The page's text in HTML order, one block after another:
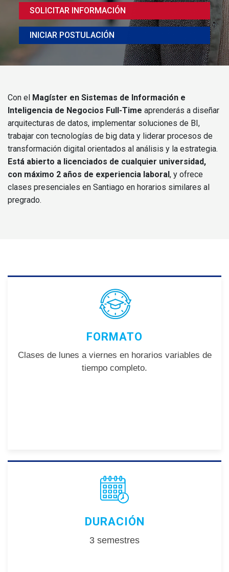
SOLICITAR INFORMACIÓN
INICIAR POSTULACIÓN
Con el Magíster en Sistemas de Información e
Inteligencia de Negocios Full-Time aprenderás a diseñar
arquitecturas de datos, implementar soluciones de BI,
trabajar con tecnologías de big data y liderar procesos de
transformación digital orientados al análisis y la estrategia.
Está abierto a licenciados de cualquier universidad,
con máximo 2 años de experiencia laboral , y ofrece
clases presenciales en Santiago en horarios similares al
pregrado.
FORMATO
Clases de lunes a viernes en horarios variables de
tiempo completo.
DURACIÓN
3 semestres